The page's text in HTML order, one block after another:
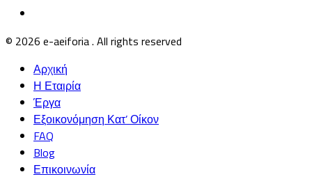
© 2026 e-aeiforia . All rights reserved
Αρχική
Η Εταιρία
Έργα
Εξοικονόμηση Κατ’ Οίκον
FAQ
Blog
Επικοινωνία